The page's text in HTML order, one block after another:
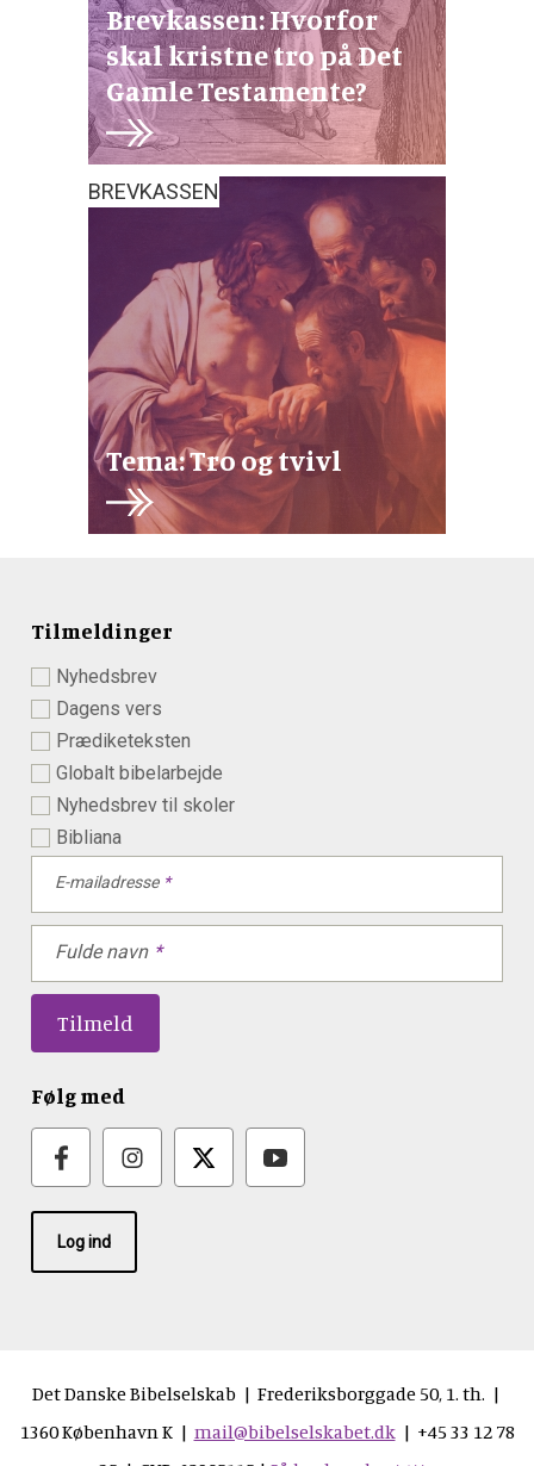
Brevkassen: Hvorfor
skal kristne tro på Det
Gamle Testamente?
BREVKASSEN
Tema: Tro og tvivl
Tilmeldinger
Nyhedsbrev
Dagens vers
Prædiketeksten
Globalt bibelarbejde
Nyhedsbrev til skoler
Bibliana
E-mailadresse
Fulde navn
Følg med
Log ind
Det Danske Bibelselskab | Frederiksborggade 50, 1. th. |
1360 København K | mail@bibelselskabet.dk| +45 33 12 78